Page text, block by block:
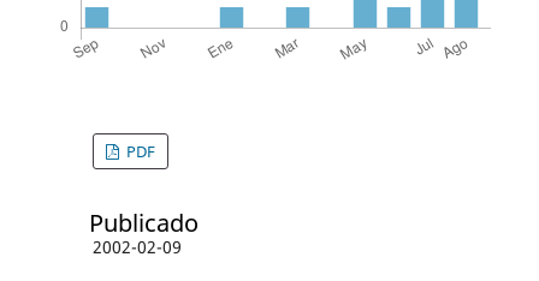
PDF
Publicado
2002-02-09